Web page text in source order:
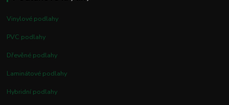
Vinylové podlahy
PVC podlahy
Dřevěné podlahy
Laminátové podlahy
Hybridní podlahy